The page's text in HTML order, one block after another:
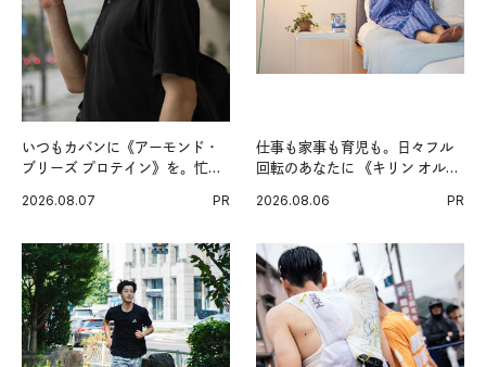
いつもカバンに《アーモンド・
ブリーズ プロテイン》を。忙し
グ習慣。
2026.08.07 PR
仕事も家事も育児も。日々フル
回転のあなたに 《キリン オルニ
2026.08.06 PR